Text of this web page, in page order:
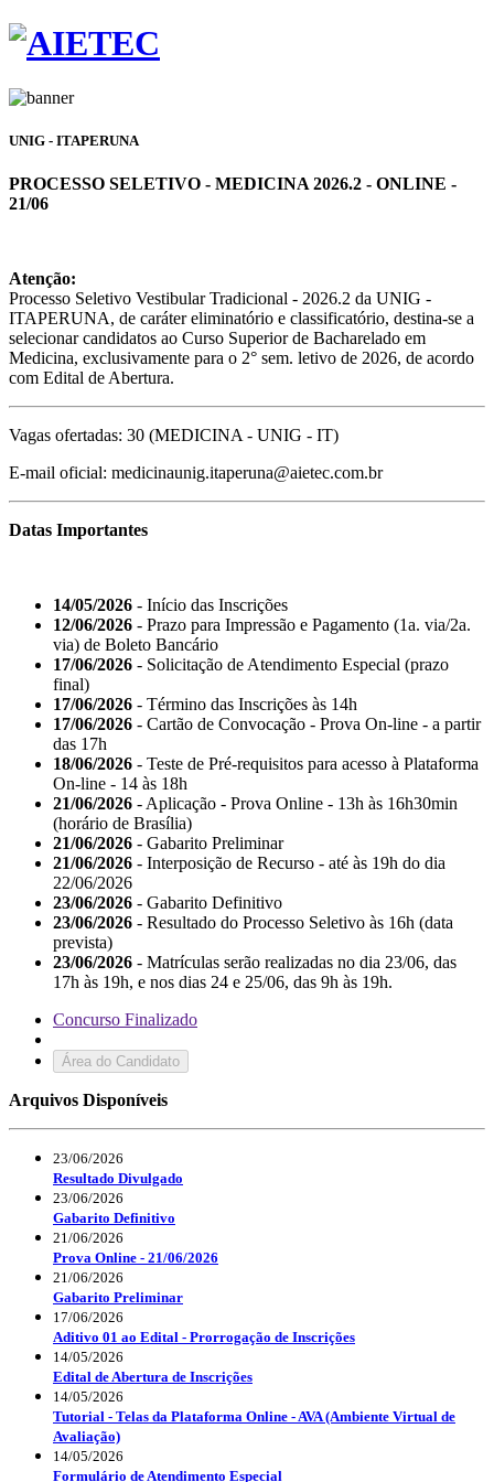
UNIG - ITAPERUNA
PROCESSO SELETIVO - MEDICINA 2026.2 - ONLINE -
21/06
Atenção:
Processo Seletivo Vestibular Tradicional - 2026.2 da UNIG -
ITAPERUNA, de caráter eliminatório e classificatório, destina-se a
selecionar candidatos ao Curso Superior de Bacharelado em
Medicina, exclusivamente para o 2° sem. letivo de 2026, de acordo
com Edital de Abertura.
Vagas ofertadas: 30 (MEDICINA - UNIG - IT)
E-mail oficial: medicinaunig.itaperuna@aietec.com.br
Datas Importantes
14/05/2026 - Início das Inscrições
12/06/2026 - Prazo para Impressão e Pagamento (1a. via/2a.
via) de Boleto Bancário
17/06/2026 - Solicitação de Atendimento Especial (prazo
final)
17/06/2026 - Término das Inscrições às 14h
17/06/2026 - Cartão de Convocação - Prova On-line - a partir
das 17h
18/06/2026 - Teste de Pré-requisitos para acesso à Plataforma
On-line - 14 às 18h
21/06/2026 - Aplicação - Prova Online - 13h às 16h30min
(horário de Brasília)
21/06/2026 - Gabarito Preliminar
21/06/2026 - Interposição de Recurso - até às 19h do dia
22/06/2026
23/06/2026 - Gabarito Definitivo
23/06/2026 - Resultado do Processo Seletivo às 16h (data
prevista)
23/06/2026 - Matrículas serão realizadas no dia 23/06, das
17h às 19h, e nos dias 24 e 25/06, das 9h às 19h.
Concurso Finalizado
Área do Candidato
Arquivos Disponíveis
23/06/2026
Resultado Divulgado
23/06/2026
Gabarito Definitivo
21/06/2026
Prova Online - 21/06/2026
21/06/2026
Gabarito Preliminar
17/06/2026
Aditivo 01 ao Edital - Prorrogação de Inscrições
14/05/2026
Edital de Abertura de Inscrições
14/05/2026
Tutorial - Telas da Plataforma Online - AVA (Ambiente Virtual de
Avaliação)
14/05/2026
Formulário de Atendimento Especial